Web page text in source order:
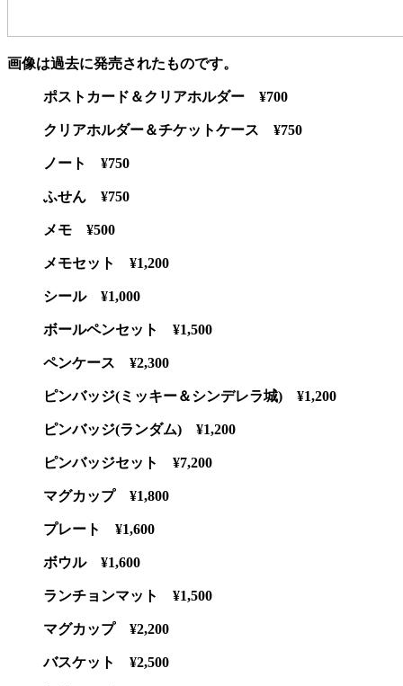
画像は過去に発売されたものです。
ポストカード＆クリアホルダー ¥700
クリアホルダー＆チケットケース ¥750
ノート ¥750
ふせん ¥750
メモ ¥500
メモセット ¥1,200
シール ¥1,000
ボールペンセット ¥1,500
ペンケース ¥2,300
ピンバッジ(ミッキー＆シンデレラ城) ¥1,200
ピンバッジ(ランダム) ¥1,200
ピンバッジセット ¥7,200
マグカップ ¥1,800
プレート ¥1,600
ボウル ¥1,600
ランチョンマット ¥1,500
マグカップ ¥2,200
バスケット ¥2,500